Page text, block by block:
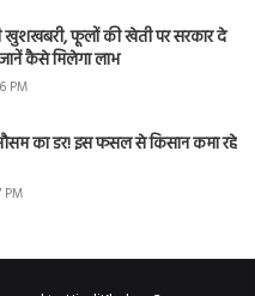
खुशखबरी, फूलों की खेती पर सरकार दे
कैसे मिलेगा लाभ
PM
का डर! इस फसल से किसान कमा रहे
PM